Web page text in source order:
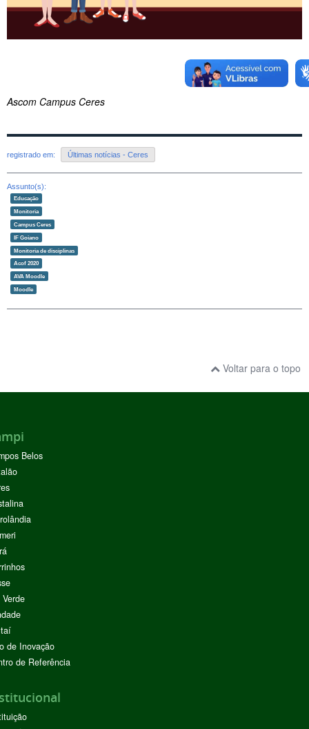
Ascom Campus Ceres
registrado em: Últimas notícias - Ceres
Assunto(s):
Educação
Monitoria
Campus Ceres
IF Goiano
Monitoria de disciplinas
Acof 2020
AVA Moodle
Moodle
Voltar para o topo
Belos
de Inovação
de Referência